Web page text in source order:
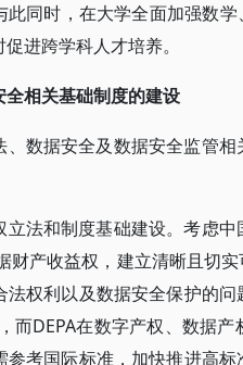
此同时，在大学全面加强数
进跨学科人才培养。
相关基础制度的建设
、数据安全及数据安全监管
立法和制度基础建设。考虑
财产收益权，建立清晰且切
法权利以及数据安全保护的
而DEPA在数字产权、数据
参考国际标准，加快推进高